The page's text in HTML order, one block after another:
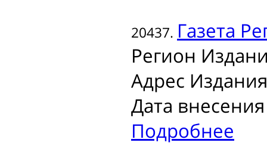
20437. Газета
Регион
Адрес
Дата
Подробнее